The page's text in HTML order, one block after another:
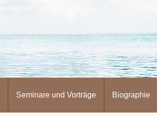
Seminare und Vorträge Biographie